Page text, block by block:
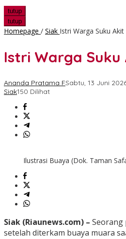
tutup
tutup
Homepage / Siak Istri Warga Suku
Istri Warga Suku
Ananda Pratama FSabtu, 13 Juni
Siak150 Dilihat
Ilustrasi Buaya (Dok. Taman
Siak (Riaunews.com) – Seorang
setelah diterkam buaya muara